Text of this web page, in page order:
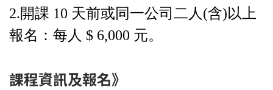
2.開課 10 天前或同一公司二人(含)以上
報名：每人 $ 6,000 元。
課程資訊及報名》